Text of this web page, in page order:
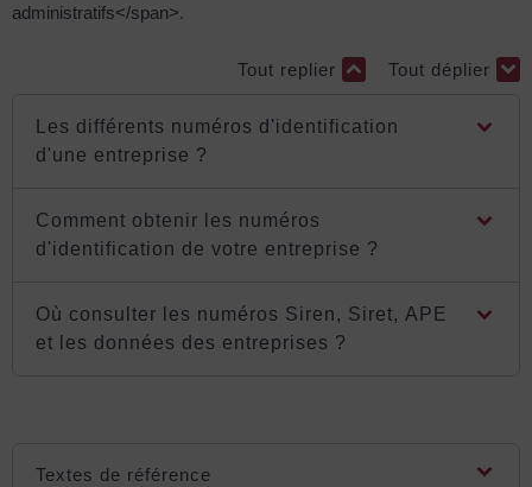
administratifs</span>.
Tout replier Tout déplier
Les différents numéros d'identification
d'une entreprise ?
Comment obtenir les numéros
d'identification de votre entreprise ?
Où consulter les numéros Siren, Siret, APE
et les données des entreprises ?
Textes de référence